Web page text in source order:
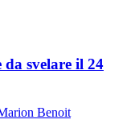
svelare il 24